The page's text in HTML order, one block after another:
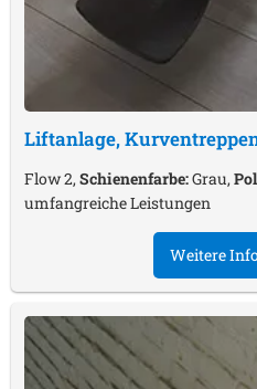
Liftanlage,
Flow 2,Schienenfarbe:Grau,
umfangreiche Leistungen
Weitere